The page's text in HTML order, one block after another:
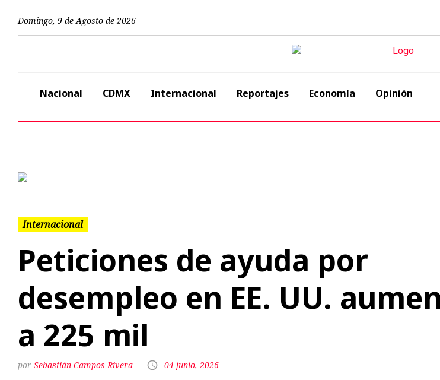
Domingo, 9 de Agosto de 2026
Nacional CDMX Internacional Reportajes Economía Opinión
Internacional
Peticiones de ayuda por
desempleo en EE. UU.
a 225 mil
Sebastián Campos Rivera 04 junio, 2026